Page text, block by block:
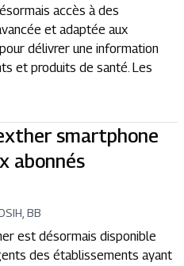
accès à des
et adaptée aux
délivrer une information
et produits de santé. Les
smartphone
abonnés
BB
est désormais disponible
des établissements ayant